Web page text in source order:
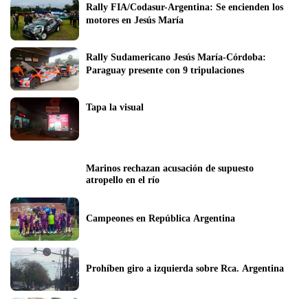
Rally FIA/Codasur-Argentina: Se encienden los
motores en Jesús María
Rally Sudamericano Jesús María-Córdoba:
Paraguay presente con 9 tripulaciones
Tapa la visual
Marinos rechazan acusación de supuesto
atropello en el río
Campeones en República Argentina
Prohíben giro a izquierda sobre Rca. Argentina